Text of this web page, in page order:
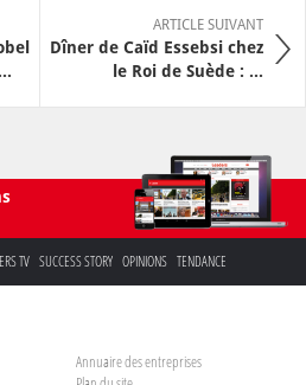
ARTICLE SUIVANT
Dîner de Caïd Essebsi chez
le Roi de Suède : ...
TV SUCCESS STORY OPINIONS TENDANCE
Annuaire des entreprises